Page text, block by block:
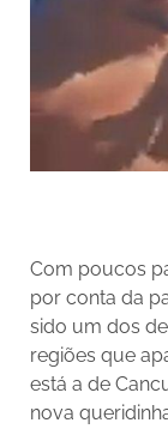
Com poucos
por conta da
sido um dos
regiões que
está a de
nova